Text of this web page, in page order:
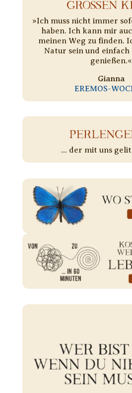
GROSSEN
»Ich muss nicht immer
haben. Ich kann mir
meinen Weg zu finden.
Natur sein und einfach
genießen.«
Gianna
EREMOS-
... der mit uns